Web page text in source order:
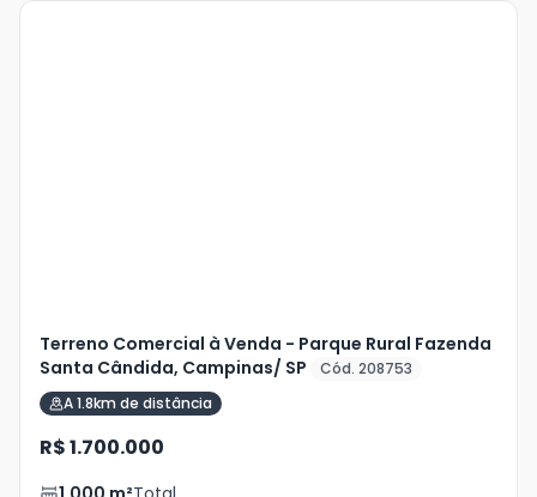
Terreno Comercial à Venda - Parque Rural Fazenda
Santa Cândida, Campinas/ SP
Cód. 208753
A 1.8km de distância
R$ 1.700.000